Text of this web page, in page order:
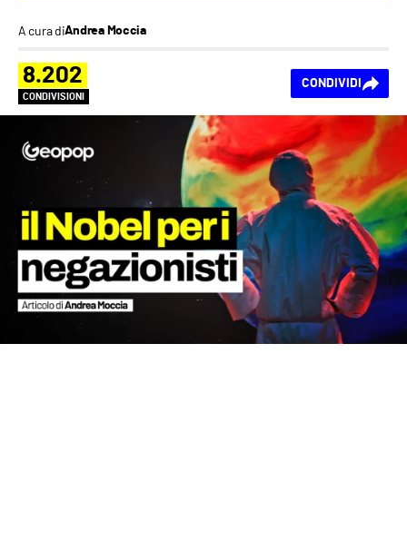
A cura diAndrea Moccia
8.202
CONDIVISIONI
CONDIVIDI